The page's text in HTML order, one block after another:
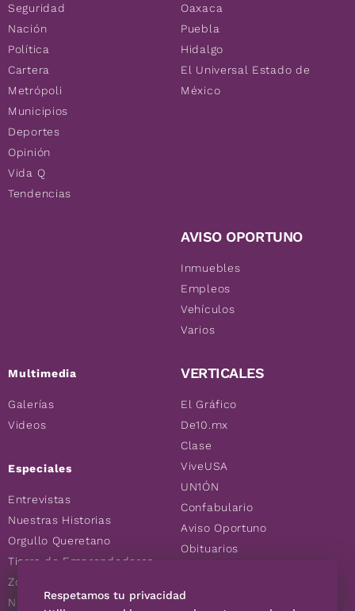
Seguridad
Nación
Política
Cartera
Metrópoli
Municipios
Deportes
Opinión
Vida Q
Tendencias
Multimedia
Galerías
Videos
Especiales
Entrevistas
Nuestras Historias
Orgullo Queretano
Tierra de Emprendedores
Zoociales
Nuevos Queretanos
Oaxaca
Puebla
Hidalgo
El Universal Estado de
México
AVISO OPORTUNO
Inmuebles
Empleos
Vehículos
Varios
VERTICALES
El Gráfico
De10.mx
Clase
ViveUSA
UN1ÓN
Confabulario
Aviso Oportuno
Obituarios
Consultas
Respetamos tu privacidad